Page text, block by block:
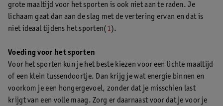
grote maaltijd voor het sporten is ook niet aan te raden. Je
lichaam gaat dan aan de slag met de vertering ervan en dat is
niet ideaal tijdens het sporten(1).
Voeding voor het sporten
Voor het sporten kun je het beste kiezen voor een lichte maaltijd
of een klein tussendoortje. Dan krijg je wat energie binnen en
voorkom je een hongergevoel, zonder dat je misschien last
krijgt van een volle maag. Zorg er daarnaast voor dat je voor je